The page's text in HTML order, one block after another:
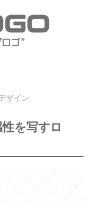
ザイン
を写すロ